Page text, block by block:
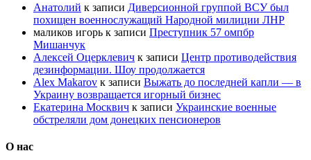
Анатолий к записи Диверсионной группой ВСУ был
похищен военнослужащий Народной милиции ЛНР
маликов игорь к записи Преступник 57 омпбр
Мишанчук
Алексей Оцерклевич к записи Центр противодействия
дезинформации. Шоу продолжается
Alex Makarov к записи Выжать до последней капли — в
Украину возвращается игорный бизнес
Екатерина Москвич к записи Украинские военные
обстреляли дом донецких пенсионеров
О нас